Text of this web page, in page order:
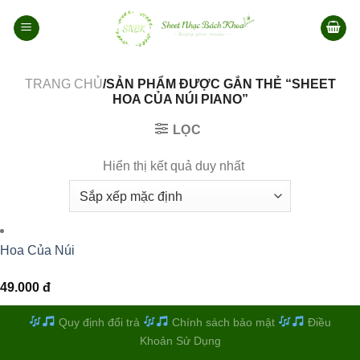
qua
TRANG CHỦ/SẢN PHẨM ĐƯỢC GẮN THẺ “SHEET
HOA CỦA NÚI PIANO”
LỌC
Hiển thị kết quả duy nhất
Hoa Của Núi
49.000 đ
Quy định đổi trả Chính sách bảo mật
Điều
Khoản Sử Dụng